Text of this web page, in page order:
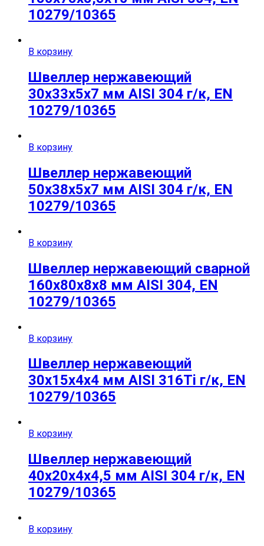
10279/10365
В корзину
Швеллер нержавеющий
30х33х5х7 мм AISI 304 г/к, EN
10279/10365
В корзину
Швеллер нержавеющий
50х38х5х7 мм AISI 304 г/к, EN
10279/10365
В корзину
Швеллер нержавеющий сварной
160х80х8х8 мм AISI 304, EN
10279/10365
В корзину
Швеллер нержавеющий
30х15х4х4 мм AISI 316Ti г/к, EN
10279/10365
В корзину
Швеллер нержавеющий
40х20х4х4,5 мм AISI 304 г/к, EN
10279/10365
В корзину